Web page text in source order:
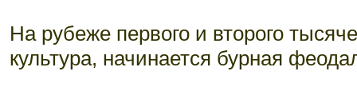
На рубеже первого и второго
культура, начинается бурная